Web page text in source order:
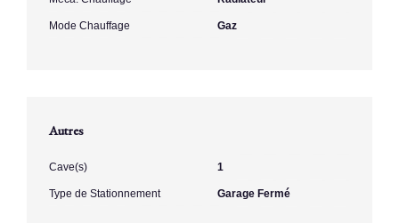
Mode Chauffage Gaz
Autres
Cave(s) 1
Type de Stationnement Garage Fermé